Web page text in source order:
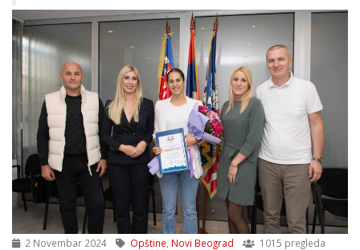
2 Novembar 2024 Opštine Novi Beograd
1015 pregleda